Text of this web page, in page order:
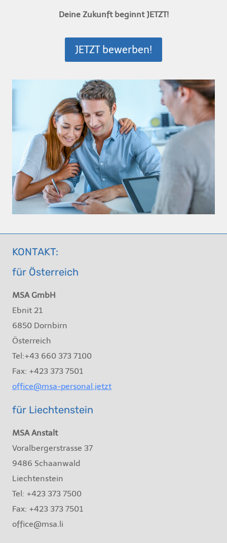
Deine Zukunft beginnt JETZT!
JETZT bewerben!
KONTAKT:
für Österreich
MSA GmbH
Ebnit 21
6850 Dornbirn
Österreich
Tel:+43 660 373 7100
Fax: +423 373 7501
office@msa-personal.jetzt
für Liechtenstein
MSA Anstalt
Voralbergerstrasse 37
9486 Schaanwald
Liechtenstein
Tel: +423 373 7500
Fax: +423 373 7501
office@msa.li